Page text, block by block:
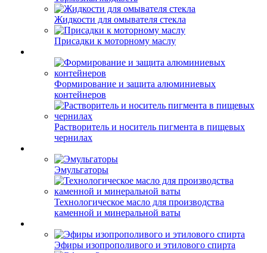
Жидкости для омывателя стекла
Присадки к моторному маслу
Формирование и защита алюминиевых
контейнеров
Растворитель и носитель пигмента в пищевых
чернилах
Эмульгаторы
Технологическое масло для производства
каменной и минеральной ваты
Эфиры изопрополивого и этилового спирта